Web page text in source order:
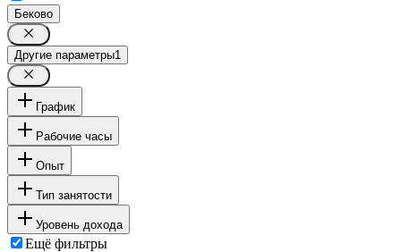
Беково
Другие параметры1
График
Рабочие часы
Опыт
Тип занятости
Уровень дохода
Ещё фильтры